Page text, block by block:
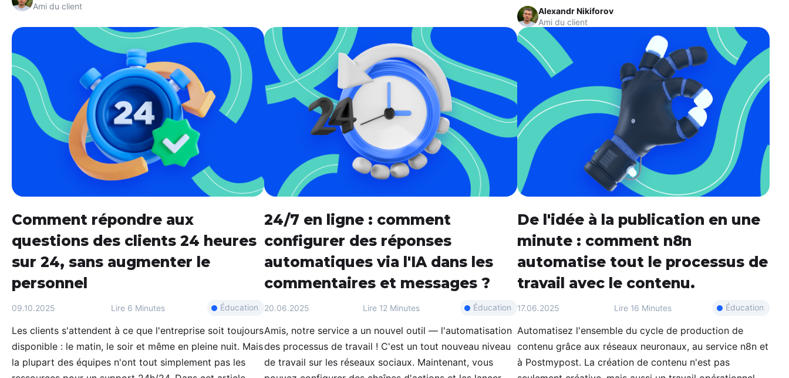
Ami du client
Alexandr Nikiforov
Ami du client
Comment répondre aux
questions des clients 24 heures
sur 24, sans augmenter le
personnel
09.10.2025 Lire 6 Minutes Éducation
Les clients s'attendent à ce que l'entreprise soit toujours
disponible : le matin, le soir et même en pleine nuit. Mais
la plupart des équipes n'ont tout simplement pas les
24/7 en ligne : comment
configurer des réponses
automatiques via l'IA dans les
commentaires et messages ?
20.06.2025 Lire 12 Minutes Éducation
Amis, notre service a un nouvel outil — l'automatisation
des processus de travail ! C'est un tout nouveau niveau
de travail sur les réseaux sociaux. Maintenant, vous
De l'idée à la publication en une
minute : comment n8n
automatise tout le processus de
travail avec le contenu.
17.06.2025 Lire 16 Minutes Éducation
Automatisez l'ensemble du cycle de production de
contenu grâce aux réseaux neuronaux, au service n8n et
à Postmypost. La création de contenu n'est pas